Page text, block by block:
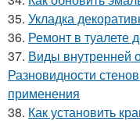
35. Укладка
36. Ремонт в туалете
37. Виды внутренней
Разновидности
применения
38. Как установить